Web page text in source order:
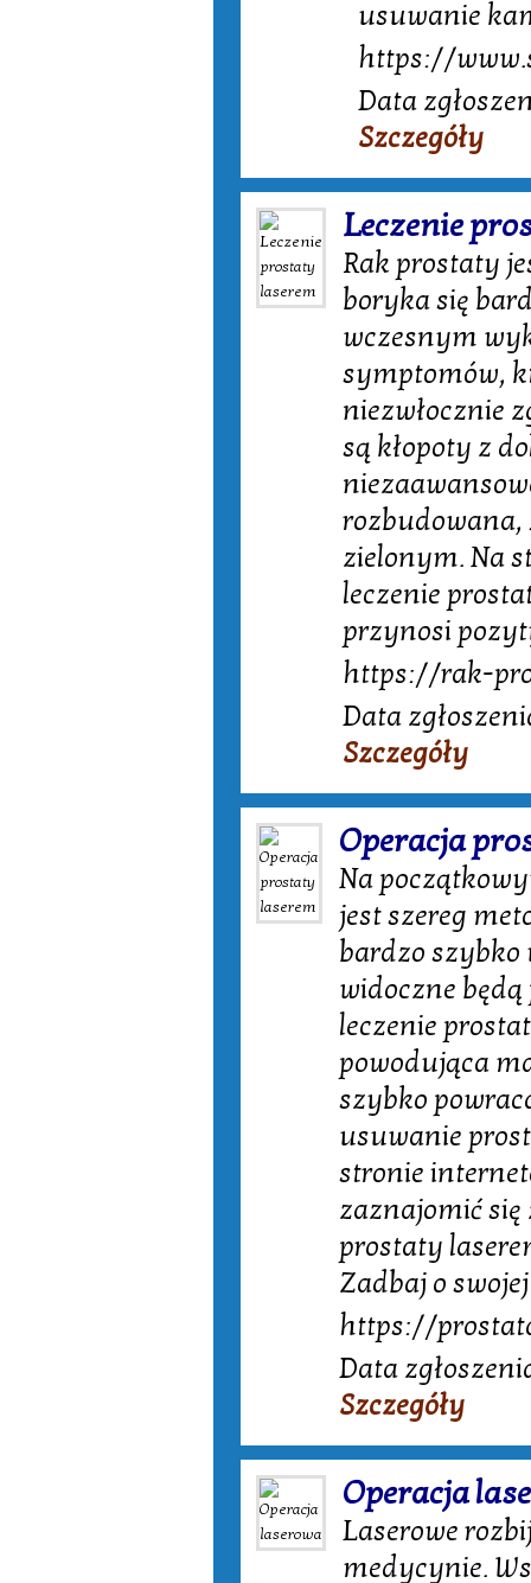
usuwanie
https://
Data
Szczegóły
Leczenie
Rak prostaty
boryka się
wczesnym
symptomów,
niezwłocznie
są kłopoty z
rozbudowana,
zielonym. Na
leczenie
przynosi
https://rak-
Data
Szczegóły
Operacja
Na
jest szereg
bardzo szybko
widoczne
leczenie
powodująca
szybko
usuwanie
stronie
zaznajomić
prostaty
Zadbaj o
https://
Data
Szczegóły
Operacja
Laserowe
medycynie.